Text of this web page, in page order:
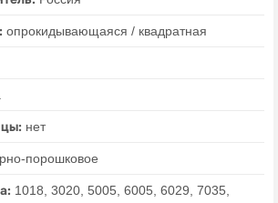
опрокидывающаяся / квадратная
нет
порошковое
1018, 3020, 5005, 6005, 6029, 7035,